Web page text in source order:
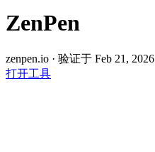
ZenPen
zenpen.io · 验证于 Feb 21, 2026
打开工具